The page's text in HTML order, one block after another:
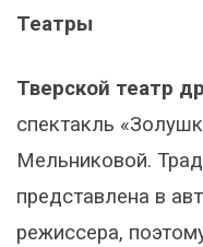
Театры
Тверской театр
спектакль
Мельниковой.
представлена в
режиссера,